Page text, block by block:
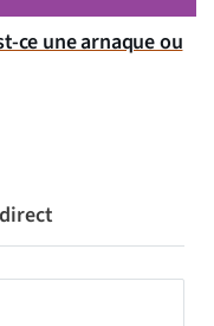
ce une arnaque ou